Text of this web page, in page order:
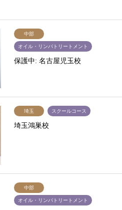
中部
オイル・リンパトリートメント
保護中: 名古屋児玉校
埼玉 スクールコース
埼玉鴻巣校
中部
オイル・リンパトリートメント